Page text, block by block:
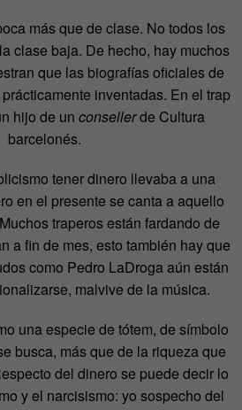
más que de clase. No todos los
clase baja. De hecho, hay muchos
que las biografías oficiales de
inventadas. En el trap
hijo de un consellerde Cultura
barcelonés.
tener dinero llevaba a una
en el presente se canta a aquello
traperos están fardando de
a fin de mes, esto también hay que
como Pedro LaDroga aún están
malvive de la música.
una especie de tótem, de símbolo
busca, más que de la riqueza que
del dinero se puede decir lo
y el narcisismo: yo sospecho del